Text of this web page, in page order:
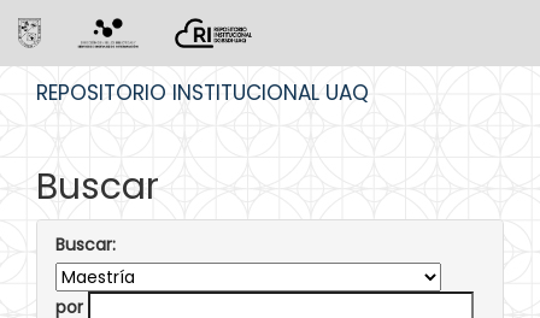
REPOSITORIO INSTITUCIONAL UAQ
Buscar
Buscar:
por